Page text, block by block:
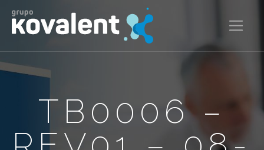
TB0006 –